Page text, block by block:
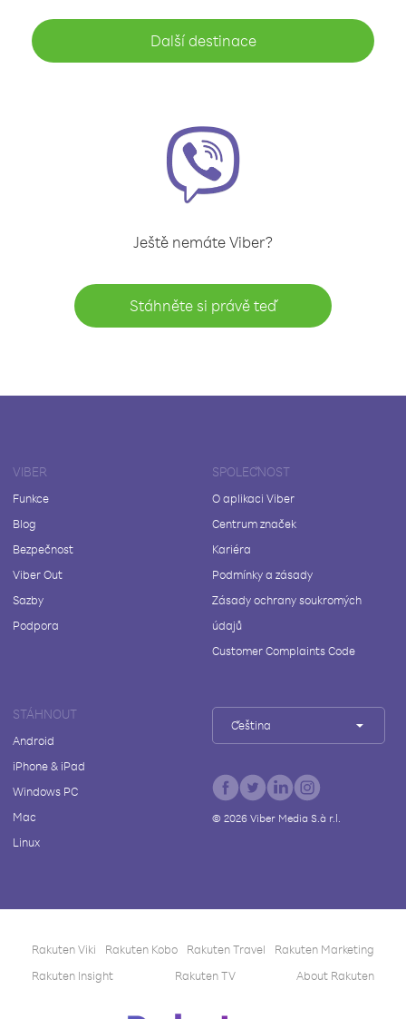
Další destinace
Ještě nemáte Viber?
Stáhněte si právě teď
VIBER
Funkce
Blog
Bezpečnost
Viber Out
Sazby
Podpora
SPOLEČNOST
O aplikaci Viber
Centrum značek
Kariéra
Podmínky a zásady
Zásady ochrany soukromých
údajů
Customer Complaints Code
STÁHNOUT
Android
iPhone & iPad
Windows PC
Mac
Linux
Čeština
© 2026Viber Media S.à r.l.
Rakuten Viki Rakuten Kobo Rakuten Travel
Rakuten Marketing
Rakuten Insight
Rakuten TV About Rakuten